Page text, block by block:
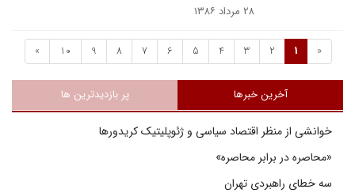
۲۸ مرداد ۱۳۸۶
«
1
2
3
4
5
6
7
8
9
10
»
آخرین خبرها پر بازدیدترین ها
خوانشی از منظر اقتصاد سیاسی و ژئوپلیتیک کریدورها
«محاصره در برابر محاصره»
سه خطای راهبردی تهران